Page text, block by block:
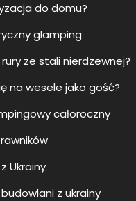
do domu?
glamping
ze stali nierdzewnej?
na wesele jako gość?
całoroczny
Ukrainy
z ukrainy